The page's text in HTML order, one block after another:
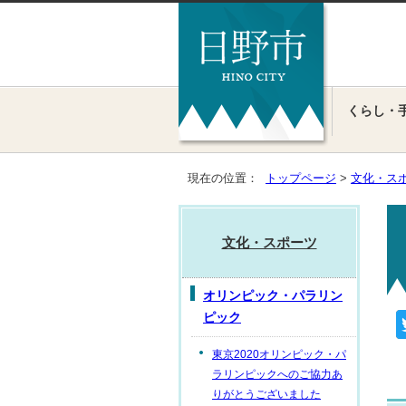
くらし・
現在の位置： トップページ > 文化・ス
文化・スポーツ
オリンピック・パラリン
ピック
東京2020オリンピック・パ
ラリンピックへのご協力あ
りがとうございました